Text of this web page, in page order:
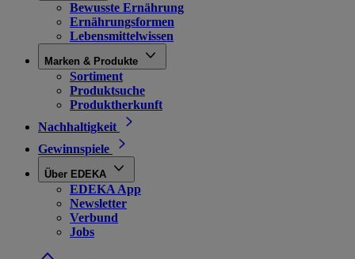
Bewusste Ernährung
Ernährungsformen
Lebensmittelwissen
Marken & Produkte
Sortiment
Produktsuche
Produktherkunft
Nachhaltigkeit
Gewinnspiele
Über EDEKA
EDEKA App
Newsletter
Verbund
Jobs